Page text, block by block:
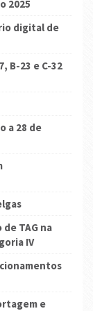
2025
digital de
B-23 e C-32
a 28 de
TAG na
IV
e